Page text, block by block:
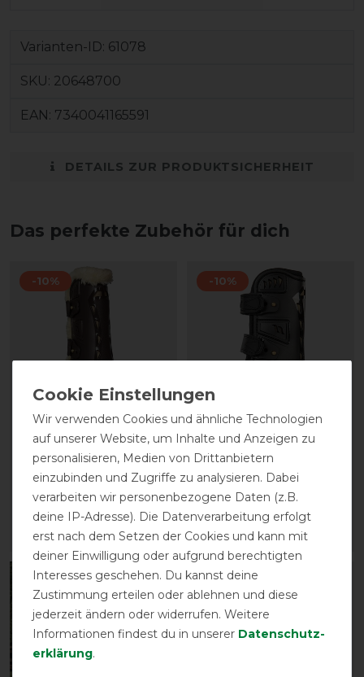
Varianten-ID: 61078
SKU: 20648700
EAN: 7340041165591
DETAILS ZUR PRODUKTSICHERHEIT
Das perfekte Zubehör für dich
-10%
Back on Track Air Flow
Fur Tendon boots
ARTIKEL MERKEN
-10%
Back on Track Air Flow
Tendon boots
vorher 79,90 €
71,90 € *
ARTIKEL MERKEN
-10% -10%
Wir verwenden Cookies und ähnliche Technologien
auf unserer Website, um Inhalte und Anzeigen zu
personalisieren, Medien von Drittanbietern
einzubinden und Zugriffe zu analysieren. Dabei
verarbeiten wir personenbezogene Daten (z.B.
deine IP-Adresse). Die Datenverarbeitung erfolgt
erst nach dem Setzen der Cookies und kann mit
deiner Einwilligung oder aufgrund berechtigten
Interesses geschehen. Du kannst deine
Zustimmung erteilen oder ablehnen und diese
jederzeit ändern oder widerrufen. Weitere
Informationen findest du in unserer Daten­schutz­
erklärung.